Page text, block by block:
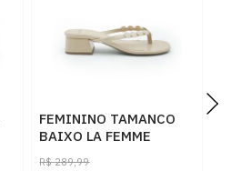
FEMININO TAMANCO
BAIXO LA FEMME
62019 NAPA AREIA
R$ 289,99